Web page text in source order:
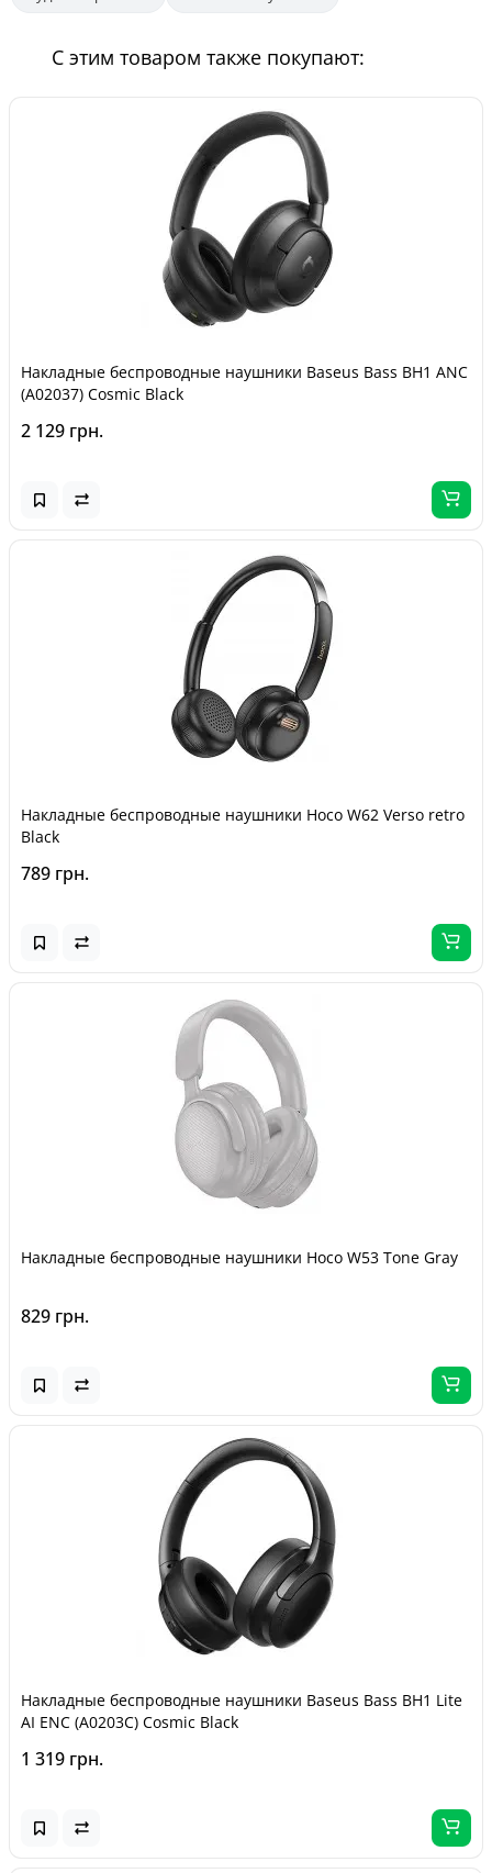
С этим товаром также покупают:
Накладные беспроводные наушники Baseus Bass BH1 ANC
(A02037) Cosmic Black
2 129 грн.
Накладные беспроводные наушники Hoco W62 Verso retro
Black
789 грн.
Накладные беспроводные наушники Hoco W53 Tone Gray
829 грн.
Накладные беспроводные наушники Baseus Bass BH1 Lite
AI ENC (A0203C) Cosmic Black
1 319 грн.